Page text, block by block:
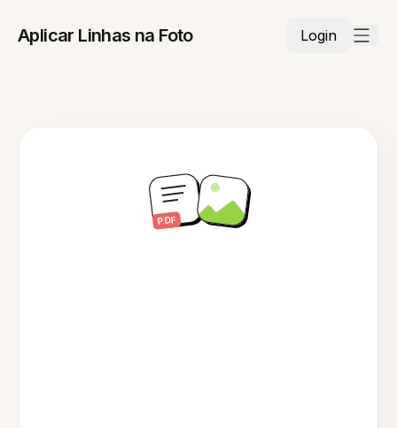
Aplicar Linhas na Foto Login